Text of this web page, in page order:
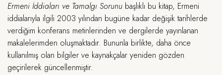
Ermeni İddiaları ve Tamalgı Sorunu başlıklı bu kitap, Ermeni
iddialarıyla ilgili 2003 yılından bugüne kadar değişik tarihlerde
verdiğim konferans metinlerinden ve dergilerde yayınlanan
makalelerimden oluşmaktadır. Bununla birlikte, daha önce
kullanılmış olan bilgiler ve kaynakçalar yeniden gözden
geçirilerek güncellenmiştir.